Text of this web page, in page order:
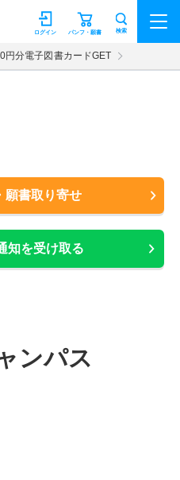
パンフ・願書
ログイン 検索
円分電子図書カードGET
願書取り寄せ
知を受け取る
ンパス